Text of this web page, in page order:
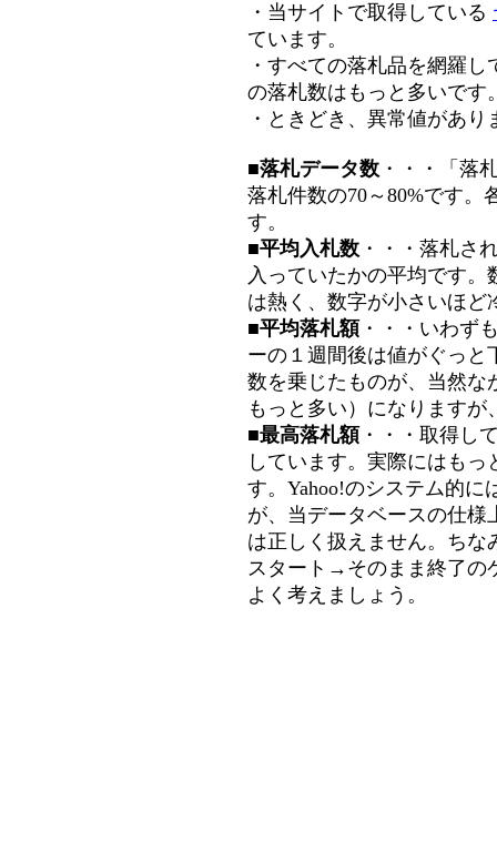
・当サイトで取得している
ています。
・すべての落札品を網羅
の落札数はもっと多いです
・ときどき、異常値があ
■落札データ数 ・・・「落
落札件数の70～80%です。
す。
■平均入札数 ・・・落札さ
入っていたかの平均です
は熱く、数字が小さいほど
■平均落札額 ・・・いわず
ーの１週間後は値がぐっと
数を乗じたものが、当然な
もっと多い）になります
■最高落札額 ・・・取得し
しています。実際にはも
す。Yahoo!のシステム的に
が、当データベースの仕様
は正しく扱えません。ちな
スタート→そのまま終了の
よく考えましょう。